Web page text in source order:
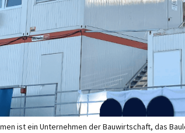
ist ein Unternehmen der Bauwirtschaft, das